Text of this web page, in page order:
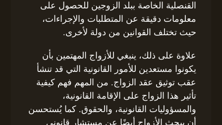
القنصلية الخاصة ببلد الزوجين للحصول على
معلومات دقيقة عن المتطلبات والإجراءات،
حيث تختلف القوانين من دولة لأخرى.
علاوة على ذلك، ينبغي للأزواج المهتمين بأن
يكونوا مستعدين للأمور القانونية التي قد تنشأ
عقب توثيق عقد الزواج. من المهم فهم كيفية
تأثير هذا الزواج على الإقامة القانونية،
والمسؤوليات القانونية، والحقوق. كما يُستحسن
أن يبحث الأزواج أيضًا عن مستشار قانوني